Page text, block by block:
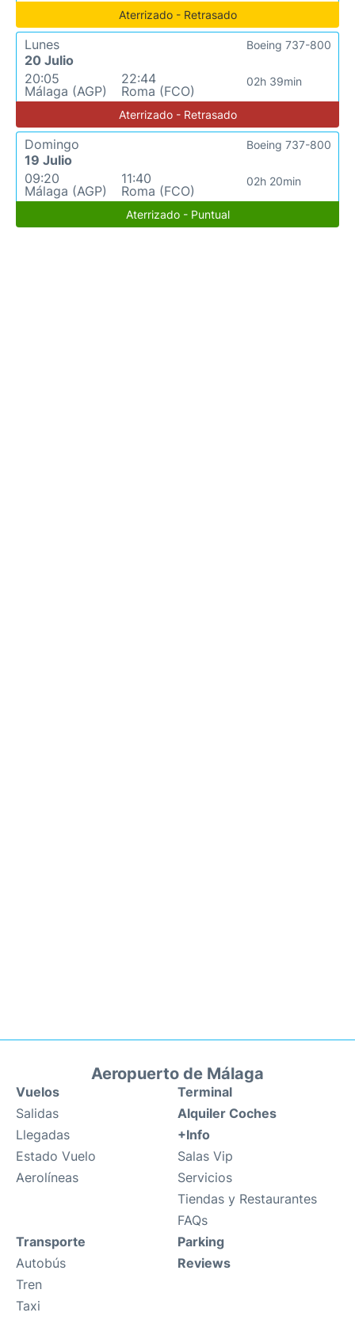
Aterrizado - Retrasado
Lunes
20 Julio
20:05
Málaga (AGP)
22:44
Roma (FCO)
02h 39min
Boeing 737-800
Aterrizado - Retrasado
Domingo
19 Julio
09:20
Málaga (AGP)
11:40
Roma (FCO)
02h 20min
Boeing 737-800
Aterrizado - Puntual
Aeropuerto de Málaga
Vuelos
Salidas
Llegadas
Estado Vuelo
Aerolíneas
Terminal
Alquiler Coches
+Info
Salas Vip
Servicios
Tiendas y Restaurantes
FAQs
Transporte
Autobús
Tren
Taxi
Parking
Reviews